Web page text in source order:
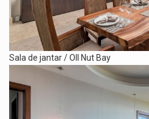
Sala de jantar / OIl Nut Bay